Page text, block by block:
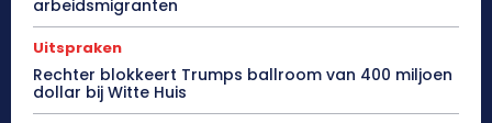
arbeidsmigranten
Uitspraken
Rechter blokkeert Trumps ballroom van 400 miljoen
dollar bij Witte Huis